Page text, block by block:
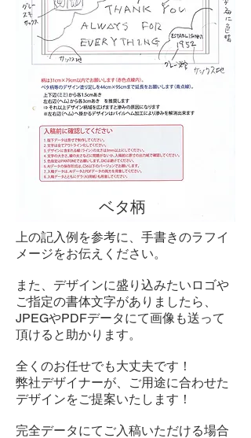
ベタ柄
上の記入例を参考に、手書きのラフイ
メージをお伝えください。
また、デザインに盛り込みたいロゴや
ご指定の書体文字がありましたら 、
JPEGやPDFデータにて画像も送って
頂けると助かります。
全くのお任せでも大丈夫です！
弊社デザイナーが、ご用途に合わせた
デザインをご提案いたします！
完全データにてご入稿いただける場合